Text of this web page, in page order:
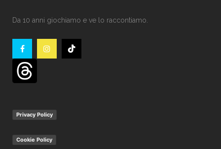
Da 10 anni giochiamo e ve lo raccontiamo.
Privacy Policy
Cookie Policy